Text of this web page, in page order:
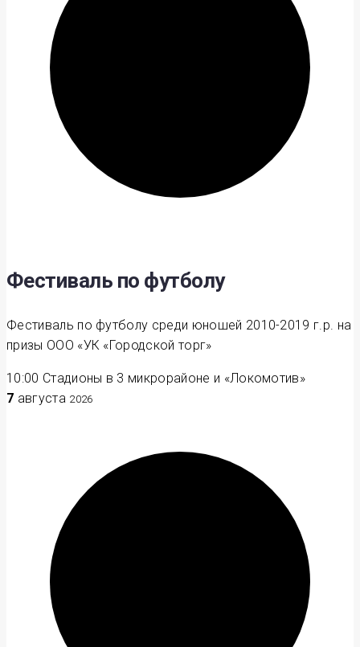
Фестиваль по футболу
Фестиваль по футболу среди юношей 2010-2019 г.р. на
призы ООО «УК «Городской торг»
10:00 Стадионы в 3 микрорайоне и «Локомотив»
7 августа 2026